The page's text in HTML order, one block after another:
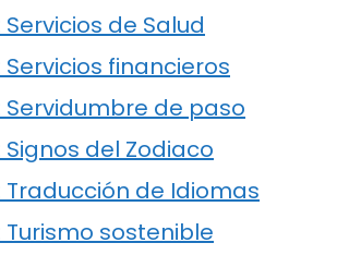
de Salud
financieros
de paso
del Zodiaco
de Idiomas
sostenible